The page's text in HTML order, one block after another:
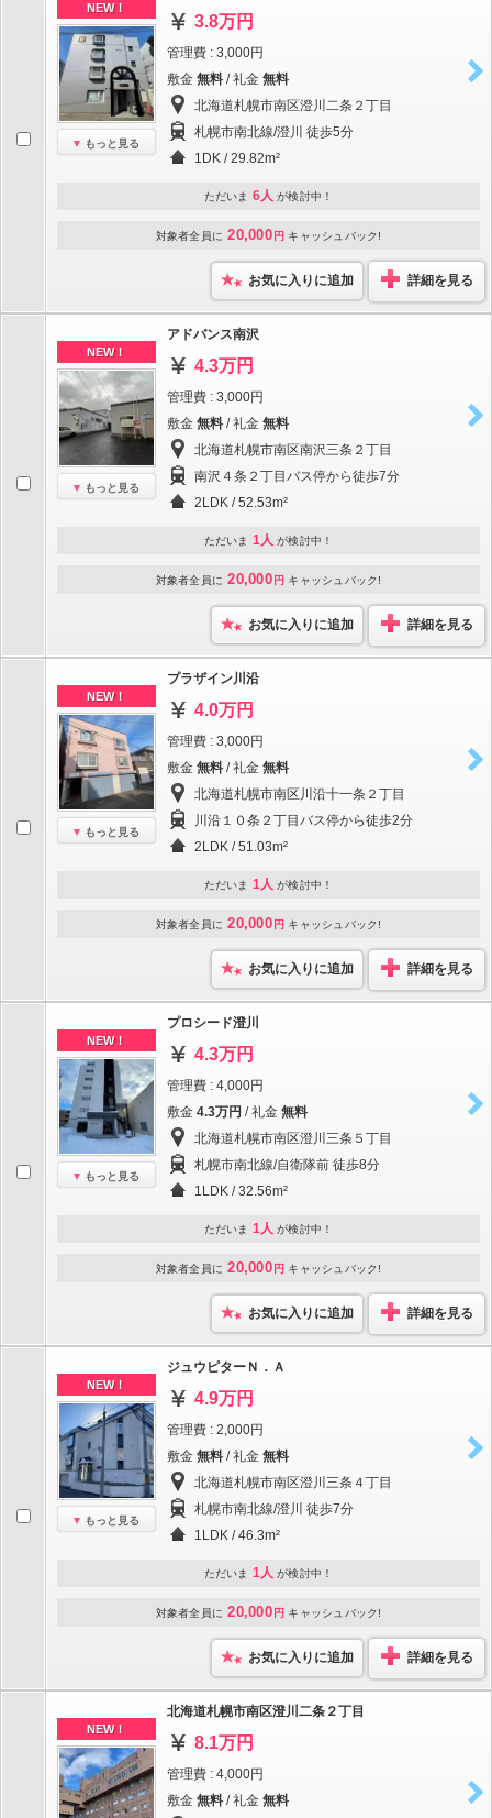
NEW！
もっと見る
3.8万円
管理費 : 3,000円
敷金 無料 / 礼金 無料
北海道札幌市南区澄川二条２丁目
札幌市南北線/澄川 徒歩5分
1DK / 29.82m²
ただいま 6人 が検討中！
対象者全員に 20,000 円 キャッシュバック!
お気に入りに追加 詳細を見る
NEW！
もっと見る
アドバンス南沢
4.3万円
管理費 : 3,000円
敷金 無料 / 礼金 無料
北海道札幌市南区南沢三条２丁目
南沢４条２丁目バス停から徒歩7分
2LDK / 52.53m²
ただいま 1人 が検討中！
対象者全員に 20,000 円 キャッシュバック!
お気に入りに追加 詳細を見る
NEW！
もっと見る
プラザイン川沿
4.0万円
管理費 : 3,000円
敷金 無料 / 礼金 無料
北海道札幌市南区川沿十一条２丁目
川沿１０条２丁目バス停から徒歩2分
2LDK / 51.03m²
ただいま 1人 が検討中！
対象者全員に 20,000 円 キャッシュバック!
お気に入りに追加 詳細を見る
NEW！
もっと見る
プロシード澄川
4.3万円
管理費 : 4,000円
敷金 4.3万円 / 礼金 無料
北海道札幌市南区澄川三条５丁目
札幌市南北線/自衛隊前 徒歩8分
1LDK / 32.56m²
ただいま 1人 が検討中！
対象者全員に 20,000 円 キャッシュバック!
お気に入りに追加 詳細を見る
NEW！
もっと見る
ジュウピターＮ．Ａ
4.9万円
管理費 : 2,000円
敷金 無料 / 礼金 無料
北海道札幌市南区澄川三条４丁目
札幌市南北線/澄川 徒歩7分
1LDK / 46.3m²
ただいま 1人 が検討中！
対象者全員に 20,000 円 キャッシュバック!
お気に入りに追加 詳細を見る
NEW！
北海道札幌市南区澄川二条２丁目
8.1万円
管理費 : 4,000円
敷金 無料 / 礼金 無料